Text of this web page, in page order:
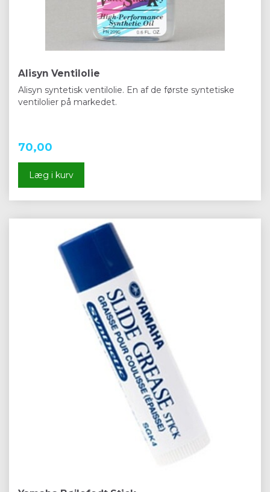
Alisyn Ventilolie
Alisyn syntetisk ventilolie. En af de første syntetiske
ventilolier på markedet.
70,00
Læg i kurv